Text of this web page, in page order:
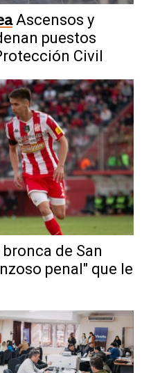
Ascensos y
puestos
Civil
bronca de San
penal" que le